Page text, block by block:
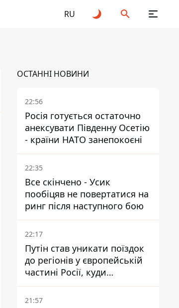
RU
ОСТАННІ НОВИНИ
22:56
Росія готується остаточно
анексувати Південну Осетію
- країни НАТО занепокоєні
22:35
Все скінчено - Усик
пообіцяв не повертатися на
ринг після наступного бою
22:17
Путін став уникати поїздок
до регіонів у європейській
частині Росії, куди
регулярно долітають дрони
21:57